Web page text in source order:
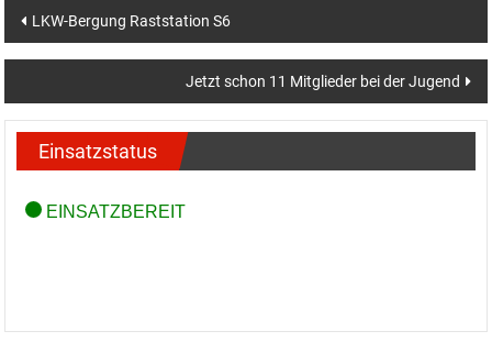
Beitragsnavigation
LKW-Bergung Raststation S6
Jetzt schon 11 Mitglieder bei der Jugend
Einsatzstatus